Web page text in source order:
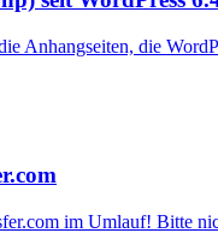
Anhangseiten, die
im Umlauf! Bitte